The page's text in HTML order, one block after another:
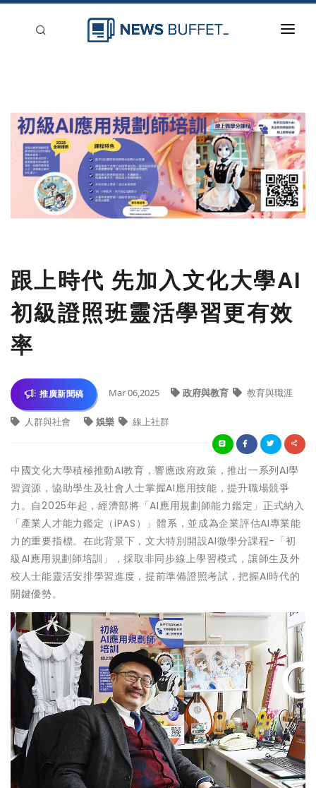
登入
刊登
跟上時代 先加入文化大學AI
初級證照班靈活學習更有效
率
推廣新聞稿 Mar 06,2025 政府與教育 教育與職涯
人群與社會 娛樂 線上社群
中國文化大學積極推動AI教育，響應政府政策，推出一系列AI學
習資源，協助學生及社會人士掌握AI應用技能，提升職場競爭
力。自2025年起，經濟部將「AI應用規劃師能力鑑定」正式納入
「產業人才能力鑑定（iPAS）」體系，並成為企業評估AI專業能
力的重要指標。在此背景下，文大特別開設AI微學分課程-「初
級AI應用規劃師培訓」，採取非同步線上學習模式，讓師生及外
校人士能靈活安排學習進度，提前準備證照考試，把握AI時代的
關鍵優勢。